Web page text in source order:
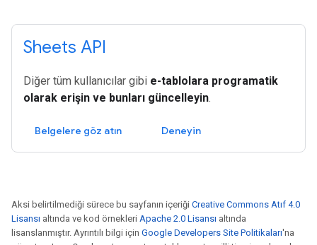
Sheets API
Diğer tüm kullanıcılar gibi e-tablolara programatik
olarak erişin ve bunları güncelleyin.
Belgelere göz atın Deneyin
Aksi belirtilmediği sürece bu sayfanın içeriği Creative Commons Atıf 4.0
Lisansı altında ve kod örnekleri Apache 2.0 Lisansı altında
lisanslanmıştır. Ayrıntılı bilgi için Google Developers Site Politikaları'na